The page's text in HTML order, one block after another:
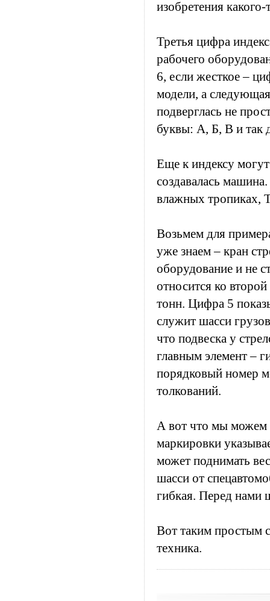
изобретения
Третья цифра
рабочего
6, если жесткое –
модели, а
подверглась не
буквы: А, Б, В и так
Еще к индексу
создавалась
влажных тропиках,
Возьмем для
уже знаем – кран
оборудование и не
относится ко
тонн. Цифра 5
служит шасси
что подвеска у
главным элемент –
порядковый номер
толкований.
А вот что мы можем
маркировки
может поднимать
шасси от
гибкая. Перед нами
Вот таким простым
техника.